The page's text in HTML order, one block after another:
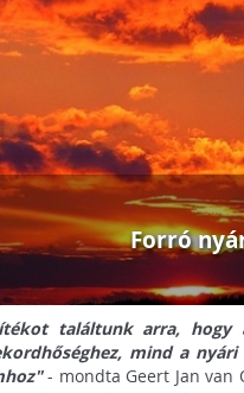
Forró
találtunk arra, hogy
mind a
- mondta Geert Jan van